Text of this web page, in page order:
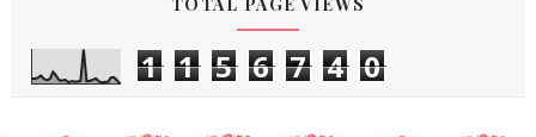
1 1 5 6 7 4 0